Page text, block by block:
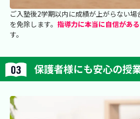
ご入塾後2学期以内に成績が上がらない
を免除します。 指導力に本当に自信があ
す。
保護者様にも安心の授